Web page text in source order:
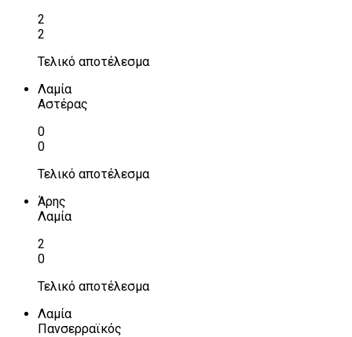
2
2
Τελικό αποτέλεσμα
Λαμία
Αστέρας
0
0
Τελικό αποτέλεσμα
Άρης
Λαμία
2
0
Τελικό αποτέλεσμα
Λαμία
Πανσερραϊκός